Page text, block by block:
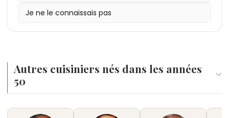
Je ne le connaissais pas
Autres cuisiniers nés dans les années
50